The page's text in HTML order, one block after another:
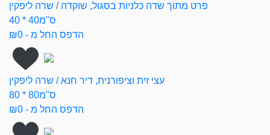
פרט מתוך שדה כלניות בסגול, שוקדה / שרה ליפקין
40 * 40ס"מ
הדפס החל מ - ₪0
עצי זית וציפורנית, דיר חנא / שרה ליפקין
80 * 80ס"מ
הדפס החל מ - ₪0